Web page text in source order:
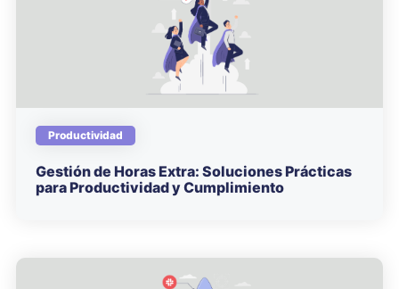
Productividad
Gestión de Horas Extra: Soluciones Prácticas
para Productividad y Cumplimiento